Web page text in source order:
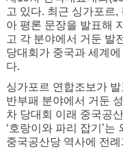
고 있다. 최근 싱가포르
아 평론 문장을 발표해
고 각 분야에서 거둔 발
당대회가 중국과 세계
다.
싱가포르 연합조보가
반부패 분야에서 거둔
차 당대회 이래 중국공
‘호랑이와 파리 잡기’
중국공산당 역사에 전